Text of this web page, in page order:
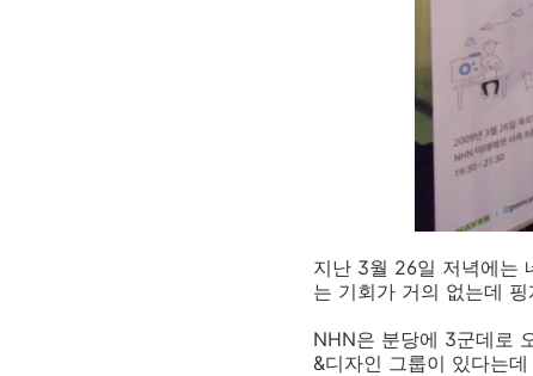
지난 3월 26일 저녁에는
는 기회가 거의 없는데
NHN은 분당에 3군데로
&디자인 그룹이 있다는